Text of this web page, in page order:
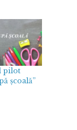
pilot
şcoală”